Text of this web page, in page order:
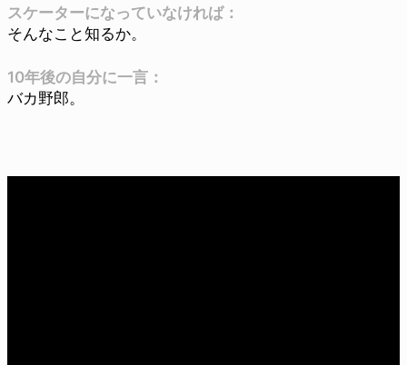
スケーターになっていなければ：
そんなこと知るか。
10年後の自分に一言：
バカ野郎。